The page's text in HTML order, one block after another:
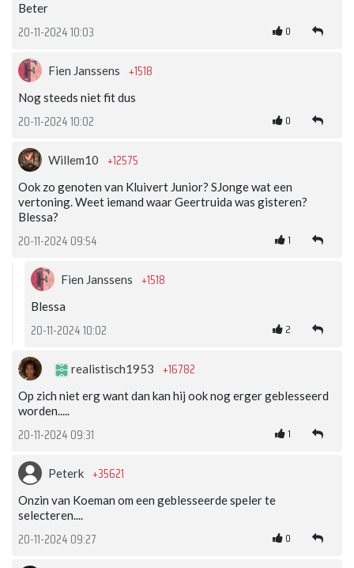
Beter
20-11-2024 10:03 0
Fien Janssens +1518
Nog steeds niet fit dus
20-11-2024 10:02 0
Willem10 +12575
Ook zo genoten van Kluivert Junior? SJonge wat een
vertoning. Weet iemand waar Geertruida was gisteren?
Blessa?
20-11-2024 09:54 1
Fien Janssens +1518
Blessa
20-11-2024 10:02 2
realistisch1953 +16782
Op zich niet erg want dan kan hij ook nog erger geblesseerd
worden.....
20-11-2024 09:31 1
Peterk +35621
Onzin van Koeman om een geblesseerde speler te
selecteren....
20-11-2024 09:27 0